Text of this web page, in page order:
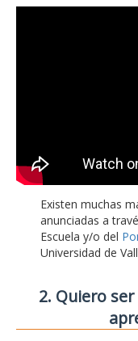
Existen muchas
anunciadas a
Escuela y/o del
Universidad de
2. Quiero